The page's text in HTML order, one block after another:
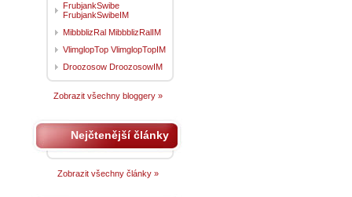
FrubjankSwibe
FrubjankSwibeIM
MibbblizRal MibbblizRalIM
VlimglopTop VlimglopTopIM
Droozosow DroozosowIM
Zobrazit všechny bloggery »
Nejčtenější články
Zobrazit všechny články »